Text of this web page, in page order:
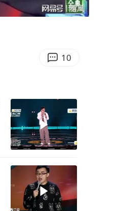
01:02
Enter
10